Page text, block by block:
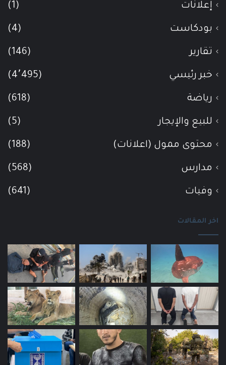
إعلانات (1)
بودكاست (4)
تقارير (146)
خبر رئيسي (4٬495)
رياضة (618)
للبيع والإيجار (5)
محتوى ممول (اعلانات) (188)
مدارس (568)
وفيات (641)
اخر المقالات